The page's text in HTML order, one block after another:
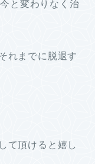
と変わりなく治
れまでに脱退す
て頂けると嬉し